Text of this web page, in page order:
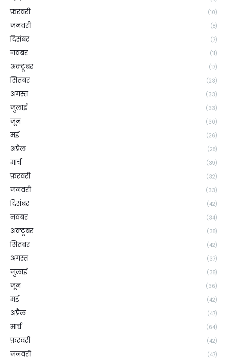
फ़रवरी (10)
जनवरी (8)
दिसंबर (7)
नवंबर (11)
अक्टूबर (17)
सितंबर (23)
अगस्त (33)
जुलाई (33)
जून (30)
मई (26)
अप्रैल (28)
मार्च (39)
फ़रवरी (32)
जनवरी (33)
दिसंबर (42)
नवंबर (34)
अक्टूबर (38)
सितंबर (42)
अगस्त (37)
जुलाई (38)
जून (36)
मई (42)
अप्रैल (47)
मार्च (64)
फ़रवरी (42)
जनवरी (47)